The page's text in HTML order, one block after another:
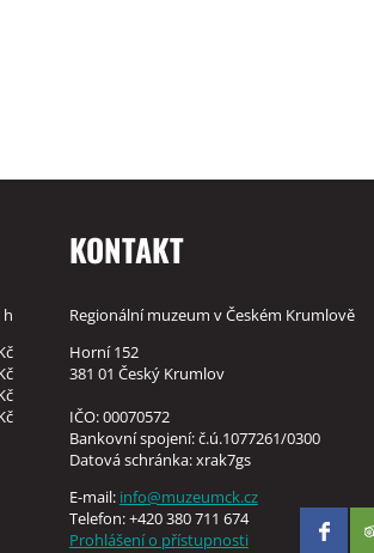
h
KONTAKT
Regionální muzeum v Českém Krumlově
Horní 152
381 01 Český Krumlov
IČO: 00070572
Bankovní spojení: č.ú.1077261/0300
Datová schránka: xrak7gs
E-mail: info@muzeumck.cz
Telefon: +420 380 711 674
Prohlášení o přístupnosti